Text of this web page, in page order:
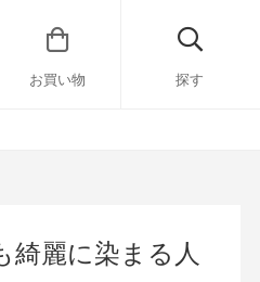
お買い物 探す
綺麗に染まる人